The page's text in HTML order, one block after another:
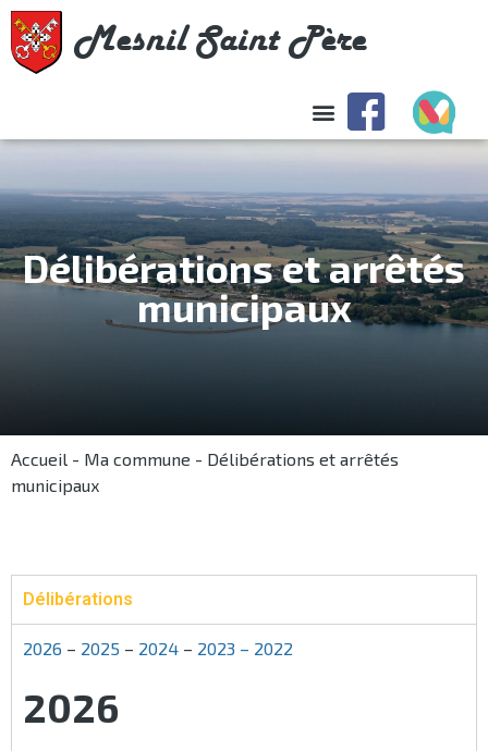
Mesnil Saint Père
Délibérations et arrêtés
municipaux
Accueil - Ma commune - Délibérations et arrêtés
municipaux
Délibérations
2026 – 2025 – 2024 – 2023 – 2022
2026